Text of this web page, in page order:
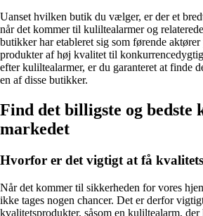
Uanset hvilken butik du vælger, er der et
når det kommer til kuliltealarmer og
butikker har etableret sig som førende
produkter af høj kvalitet til
efter kuliltealarmer, er du garanteret at finde
en af disse butikker.
Find det billigste og bedste
markedet
Hvorfor er det vigtigt at få
Når det kommer til sikkerheden for vores
ikke tages nogen chancer. Det er derfor
kvalitetsprodukter, såsom en kuliltealarm, der